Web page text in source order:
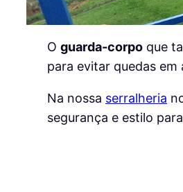
O guarda-corpoque
para evitar quedas em
Na nossa serralheria
segurança e estilo